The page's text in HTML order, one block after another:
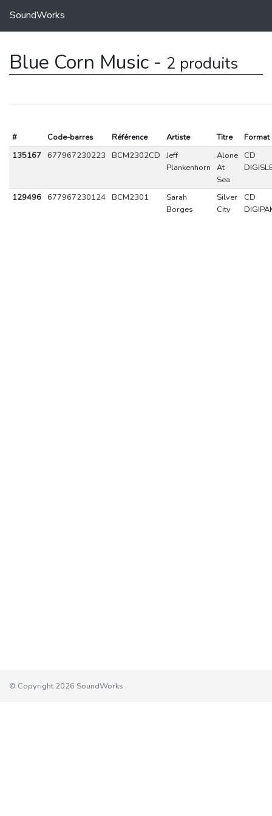
SoundWorks
Blue Corn Music - 2 produits
# Code-barres Référence Artiste Titre
Format
135167
677967230223 BCM2302CD Jeff
Plankenhorn
Alone
At
Sea
CD
129496 677967230124 BCM2301
Sarah
Borges
Silver
City
CD
© Copyright 2026 SoundWorks